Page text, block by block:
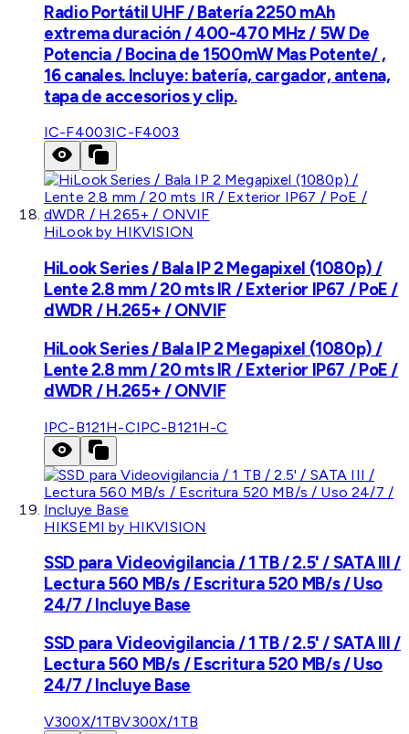
Radio Portátil UHF / Batería 2250 mAh
extrema duración / 400-470 MHz / 5W De
Potencia / Bocina de 1500mW Mas Potente/ ,
16 canales. Incluye: batería, cargador, antena,
tapa de accesorios y clip.
IC-F4003IC-F4003
HiLook by HIKVISION
HiLook Series / Bala IP 2 Megapixel (1080p) /
Lente 2.8 mm / 20 mts IR / Exterior IP67 / PoE /
dWDR / H.265+ / ONVIF
HiLook Series / Bala IP 2 Megapixel (1080p) /
Lente 2.8 mm / 20 mts IR / Exterior IP67 / PoE /
dWDR / H.265+ / ONVIF
IPC-B121H-CIPC-B121H-C
HIKSEMI by HIKVISION
SSD para Videovigilancia / 1 TB / 2.5' / SATA III /
Lectura 560 MB/s / Escritura 520 MB/s / Uso
24/7 / Incluye Base
SSD para Videovigilancia / 1 TB / 2.5' / SATA III /
Lectura 560 MB/s / Escritura 520 MB/s / Uso
24/7 / Incluye Base
V300X/1TBV300X/1TB